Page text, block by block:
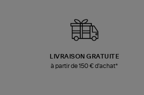
LIVRAISON GRATUITE
à partir de 150 € d'achat*